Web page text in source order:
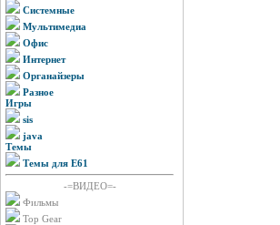
Системные
Мультимедиа
Офис
Интернет
Органайзеры
Разное
Игры
sis
java
Темы
Темы для E61
-=ВИДЕО=-
Фильмы
Top Gear